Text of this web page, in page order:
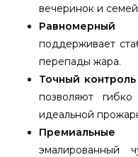
вечеринок и
Равномерный
поддерживает
перепады жара.
Точный
позволяют гибко
идеальной
эмалированный